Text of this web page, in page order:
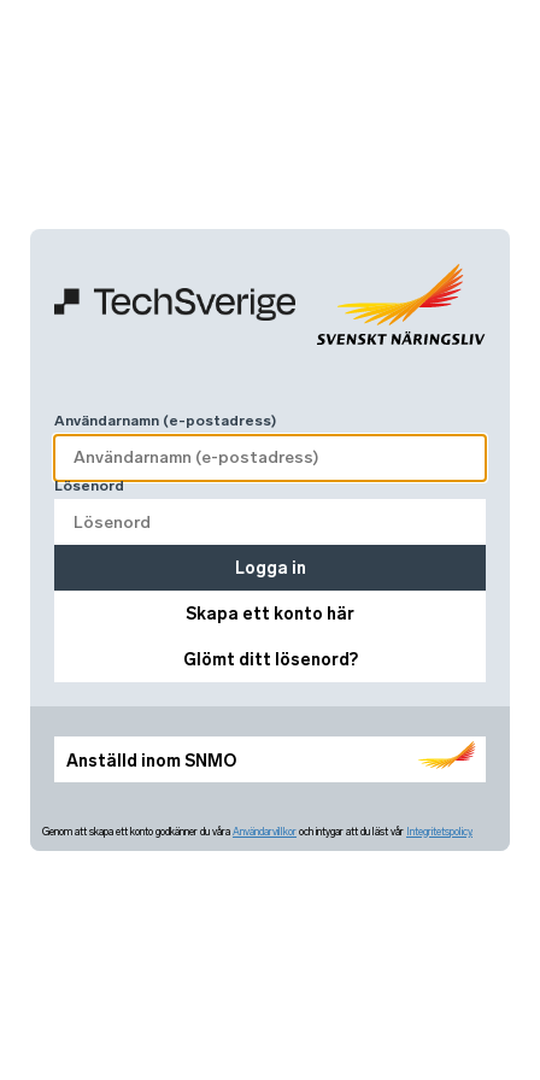
Anställd inom SNMO
Användarnamn (e-postadress)
Lösenord
Skapa ett konto här
Glömt ditt lösenord?
Logga in
Genom att skapa ett konto godkänner du våra Användarvillkor och intygar att du läst vår Integritetspolicy.